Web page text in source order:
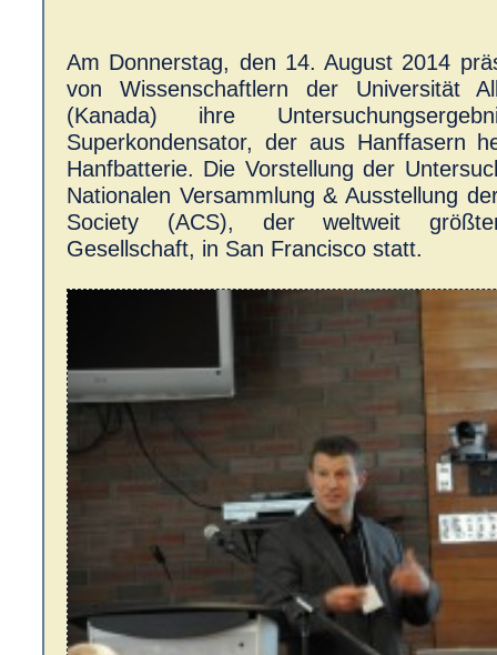
Am Donnerstag, den 14. August 2014
von Wissenschaftlern der Universität
(Kanada) ihre
Superkondensator, der aus Hanffasern
Hanfbatterie. Die Vorstellung der
Nationalen Versammlung & Ausstellung
Society (ACS), der weltweit
Gesellschaft, in San Francisco statt.